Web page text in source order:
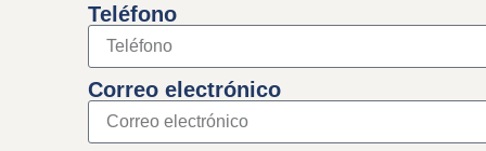
Teléfono
Correo electrónico